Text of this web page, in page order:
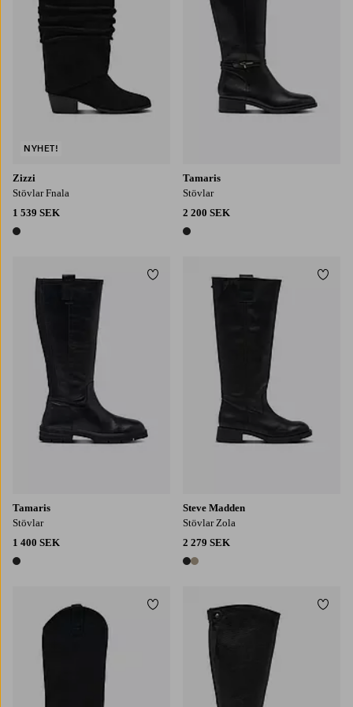
Zizzi
Stövlar Fnala
1 539 SEK
1 färg
NYHET!
Tamaris
Stövlar
2 200 SEK
1 färg
Tamaris
Stövlar
1 400 SEK
1 färg
Lägg till i favoriter
Steve Madden
Stövlar Zola
2 279 SEK
2 färger
Lägg till i favoriter